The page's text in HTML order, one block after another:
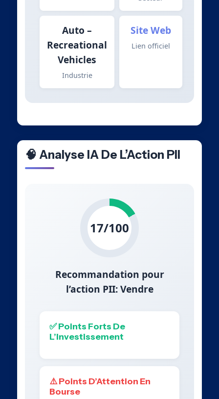
Auto –
Recreational
Vehicles
Industrie
Site Web
Lien officiel
🧠 Analyse IA De L’Action PII
17/100
Recommandation pour
l’action PII: Vendre
✅ Points Forts De
L’Investissement
⚠️ Points D’Attention En
Bourse